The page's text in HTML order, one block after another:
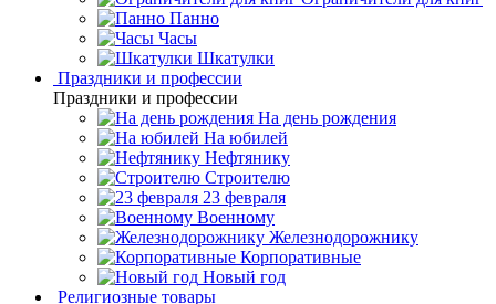
Панно
Часы
Шкатулки
Праздники и профессии
Праздники и профессии
На день рождения
На юбилей
Нефтянику
Строителю
23 февраля
Военному
Железнодорожнику
Корпоративные
Новый год
Религиозные товары